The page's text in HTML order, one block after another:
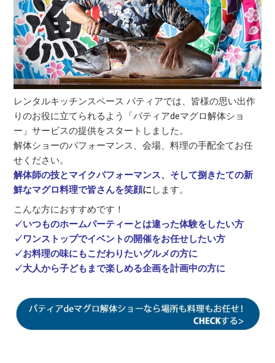
レンタルキッチンスペース パティアでは、皆様の思い出作
りのお役に立てられるよう「パティアdeマグロ解体ショ
ー」サービスの提供をスタートしました。
解体ショーのパフォーマンス、会場、料理の手配全てお任
せください。
解体師の技とマイクパフォーマンス、そして捌きたての新
鮮なマグロ料理で皆さんを笑顔にします。
こんな方におすすめです！
✓いつものホームパーティーとは違った体験をしたい方
✓ワンストップでイベントの開催をお任せしたい方
✓お料理の味にもこだわりたいグルメの方に
✓大人から子どもまで楽しめる企画を計画中の方に